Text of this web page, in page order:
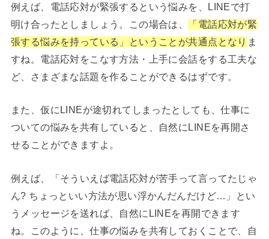
例えば、電話応対が緊張するという悩みを、LINEで打
明け合ったとしましょう。この場合は、
「電話応対が緊
張する悩みを持っている」ということが共通点となり ま
すね。電話応対をこなす方法・上手に会話をする工夫な
ど、さまざまな話題を作ることができるはずです。
また、仮にLINEが途切れてしまったとしても、仕事に
ついての悩みを共有していると、自然にLINEを再開さ
せることができますよ。
例えば、「そういえば電話応対が苦手って言ってたじゃ
ん? ちょっといい方法が思い浮かんだんだけど…」とい
うメッセージを送れば、自然にLINEを再開できます
ね。このように、仕事の悩みを共有しておくことで、自